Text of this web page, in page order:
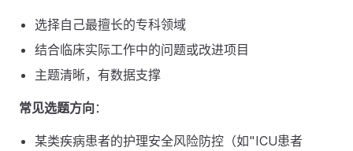
选择自己最擅长的专科领域
结合临床实际工作中的问题或改进项目
主题清晰，有数据支撑
常见选题方向：
某类疾病患者的护理安全风险防控（如"ICU患者